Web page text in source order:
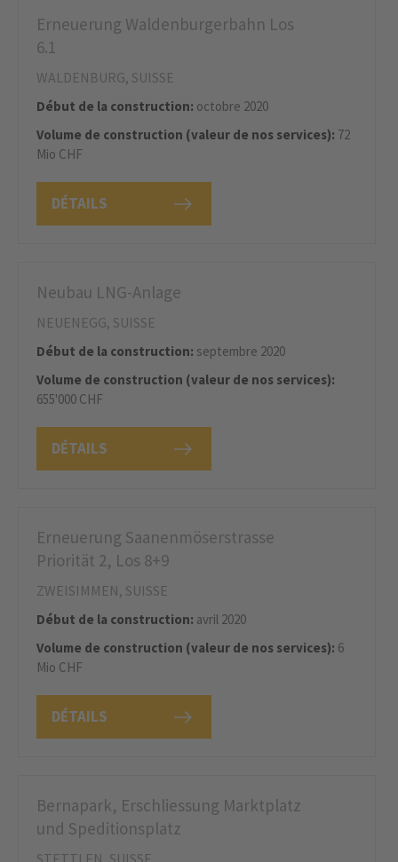
DÉTAILS
Erneuerung Waldenburgerbahn Los
6.1
WALDENBURG, SUISSE
Début de la construction: octobre 2020
Volume de construction (valeur de nos services): 72
Mio CHF
DÉTAILS
Neubau LNG-Anlage
NEUENEGG, SUISSE
Début de la construction: septembre 2020
Volume de construction (valeur de nos services):
655'000 CHF
DÉTAILS
Erneuerung Saanenmöserstrasse
Priorität 2, Los 8+9
ZWEISIMMEN, SUISSE
Début de la construction: avril 2020
Volume de construction (valeur de nos services): 6
Mio CHF
Bernapark, Erschliessung Marktplatz
und Speditionsplatz
STETTLEN, SUISSE